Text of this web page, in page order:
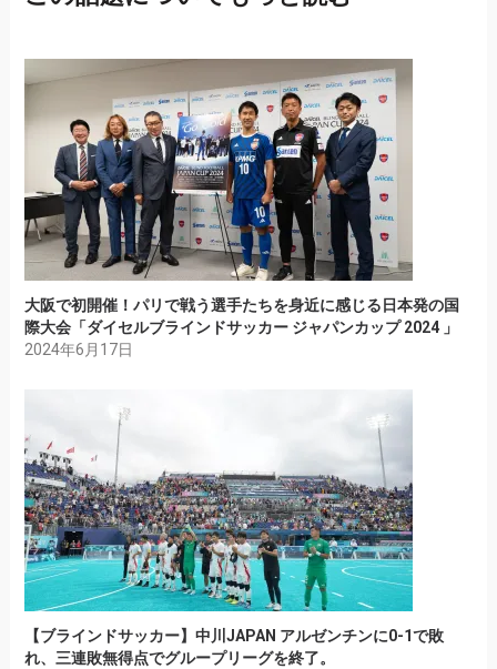
大阪で初開催！パリで戦う選手たちを身近に感じる日本発の国
際大会「ダイセルブラインドサッカー ジャパンカップ 2024 」
2024年6月17日
【ブラインドサッカー】中川JAPAN アルゼンチンに0-1で敗
れ、三連敗無得点でグループリーグを終了。